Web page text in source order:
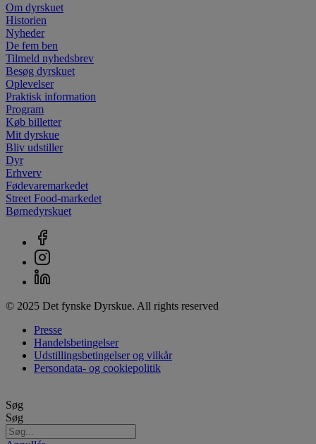
Om dyrskuet
Historien
Nyheder
De fem ben
Tilmeld nyhedsbrev
Besøg dyrskuet
Oplevelser
Praktisk information
Program
Køb billetter
Mit dyrskue
Bliv udstiller
Dyr
Erhverv
Fødevaremarkedet
Street Food-markedet
Børnedyrskuet
© 2025 Det fynske Dyrskue. All rights reserved
Presse
Handelsbetingelser
Udstillingsbetingelser og vilkår
Persondata- og cookiepolitik
Søg
Søg